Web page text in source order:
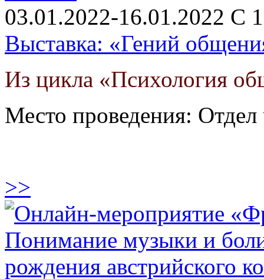
03.01.2022-16.01.2022 С
Выставка: «Гений
Из цикла «Психология
Место проведения: Отдел
>>